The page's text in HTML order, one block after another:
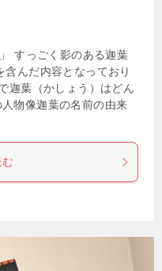
すっごく影のある迦葉
んだ内容となっており
迦葉（かしょう）はどん
物像迦葉の名前の由来